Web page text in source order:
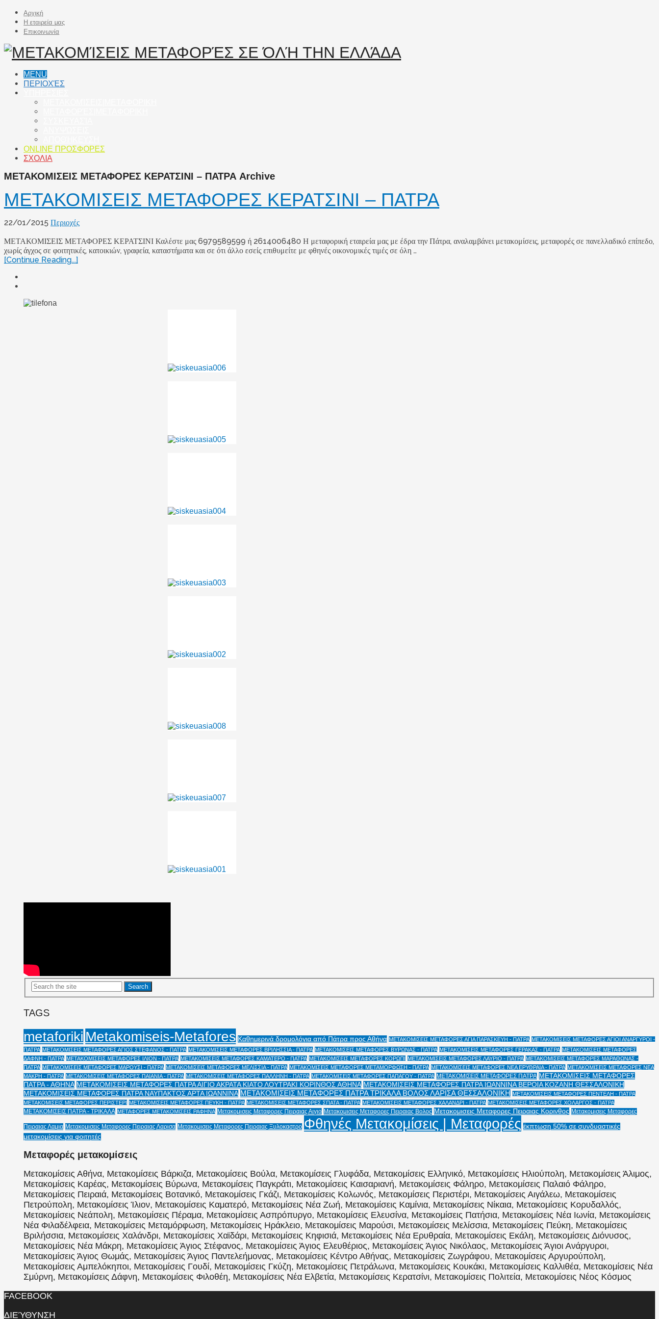
Αρχική
Η εταιρεία μας
Επικοινωνία
MENU
ΠΕΡΙΟΧΈΣ
ONLINE ΠΡΟΣΦΟΡΕΣ
ΣΧΟΛΙΑ
ΜΕΤΑΚΟΜΙΣΕΙΣ ΜΕΤΑΦΟΡΕΣ ΚΕΡΑΤΣΙΝΙ – ΠΑΤΡΑ Archive
ΜΕΤΑΚΟΜΙΣΕΙΣ ΜΕΤΑΦΟΡΕΣ ΚΕΡΑΤΣΙΝΙ – ΠΑΤΡΑ
22/01/2015 Περιοχές
ΜΕΤΑΚΟΜΙΣΕΙΣ ΜΕΤΑΦΟΡΕΣ ΚΕΡΑΤΣΙΝΙ Καλέστε μας 6979589599 ή 2614006480 Η μεταφορική εταιρεία μας με έδρα την Πάτρα, αναλαμβάνει μετακομίσεις, μεταφορές σε πανελλαδικό επίπεδο,
χωρίς άγχος σε φοιτητικές, κατοικιών, γραφεία, καταστήματα και σε ότι άλλο εσείς επιθυμείτε με φθηνές οικονομικές τιμές σε όλη …
[Continue Reading...]
TAGS
metaforiki Metakomiseis-Metafores Καθημερινά δρομολόγια από Πάτρα προς Αθήνα ΜΕΤΑΚΟΜΙΣΕΙΣ ΜΕΤΑΦΟΡΕΣ ΑΓΙΑ ΠΑΡΑΣΚΕΥΗ - ΠΑΤΡΑ ΜΕΤΑΚΟΜΙΣΕΙΣ ΜΕΤΑΦΟΡΕΣ ΑΓΙΟΙ ΑΝΑΡΓΥΡΟΙ -
ΠΑΤΡΑ ΜΕΤΑΚΟΜΙΣΕΙΣ ΜΕΤΑΦΟΡΕΣ ΑΓΙΟΣ ΣΤΕΦΑΝΟΣ - ΠΑΤΡΑ ΜΕΤΑΚΟΜΙΣΕΙΣ ΜΕΤΑΦΟΡΕΣ ΒΡΙΛΗΣΣΙΑ - ΠΑΤΡΑ ΜΕΤΑΚΟΜΙΣΕΙΣ ΜΕΤΑΦΟΡΕΣ ΒΥΡΩΝΑΣ - ΠΑΤΡΑ ΜΕΤΑΚΟΜΙΣΕΙΣ ΜΕΤΑΦΟΡΕΣ ΓΕΡΑΚΑΣ - ΠΑΤΡΑ ΜΕΤΑΚΟΜΙΣΕΙΣ ΜΕΤΑΦΟΡΕΣ
ΔΑΦΝΗ - ΠΑΤΡΑ ΜΕΤΑΚΟΜΙΣΕΙΣ ΜΕΤΑΦΟΡΕΣ ΙΛΙΟΝ - ΠΑΤΡΑ ΜΕΤΑΚΟΜΙΣΕΙΣ ΜΕΤΑΦΟΡΕΣ ΚΑΜΑΤΕΡΟ - ΠΑΤΡΑ ΜΕΤΑΚΟΜΙΣΕΙΣ ΜΕΤΑΦΟΡΕΣ ΚΟΡΩΠΙ ΜΕΤΑΚΟΜΙΣΕΙΣ ΜΕΤΑΦΟΡΕΣ ΛΑΥΡΙΟ - ΠΑΤΡΑ ΜΕΤΑΚΟΜΙΣΕΙΣ ΜΕΤΑΦΟΡΕΣ ΜΑΡΑΘΩΝΑΣ -
ΠΑΤΡΑ ΜΕΤΑΚΟΜΙΣΕΙΣ ΜΕΤΑΦΟΡΕΣ ΜΑΡΟΥΣΙ - ΠΑΤΡΑ ΜΕΤΑΚΟΜΙΣΕΙΣ ΜΕΤΑΦΟΡΕΣ ΜΕΛΙΣΣΙΑ - ΠΑΤΡΑ ΜΕΤΑΚΟΜΙΣΕΙΣ ΜΕΤΑΦΟΡΕΣ ΜΕΤΑΜΟΡΦΩΣΗ - ΠΑΤΡΑ ΜΕΤΑΚΟΜΙΣΕΙΣ ΜΕΤΑΦΟΡΕΣ ΝΕΑ ΕΡΥΘΡΑΙΑ - ΠΑΤΡΑ ΜΕΤΑΚΟΜΙΣΕΙΣ ΜΕΤΑΦΟΡΕΣ ΝΕΑ
ΜΑΚΡΗ - ΠΑΤΡΑ ΜΕΤΑΚΟΜΙΣΕΙΣ ΜΕΤΑΦΟΡΕΣ ΠΑΙΑΝΙΑ - ΠΑΤΡΑ ΜΕΤΑΚΟΜΙΣΕΙΣ ΜΕΤΑΦΟΡΕΣ ΠΑΛΛΗΝΗ - ΠΑΤΡΑ ΜΕΤΑΚΟΜΙΣΕΙΣ ΜΕΤΑΦΟΡΕΣ ΠΑΠΑΓΟΥ - ΠΑΤΡΑ ΜΕΤΑΚΟΜΙΣΕΙΣ ΜΕΤΑΦΟΡΕΣ ΠΑΤΡΑ ΜΕΤΑΚΟΜΙΣΕΙΣ ΜΕΤΑΦΟΡΕΣ
ΠΑΤΡΑ - ΑΘΗΝΑ ΜΕΤΑΚΟΜΙΣΕΙΣ ΜΕΤΑΦΟΡΕΣ ΠΑΤΡΑ ΑΙΓΙΟ ΑΚΡΑΤΑ ΚΙΑΤΟ ΛΟΥΤΡΑΚΙ ΚΟΡΙΝΘΟΣ ΑΘΗΝΑ ΜΕΤΑΚΟΜΙΣΕΙΣ ΜΕΤΑΦΟΡΕΣ ΠΑΤΡΑ ΙΩΑΝΝΙΝΑ ΒΕΡΟΙΑ ΚΟΖΑΝΗ ΘΕΣΣΑΛΟΝΙΚΗ
ΜΕΤΑΚΟΜΙΣΕΙΣ ΜΕΤΑΦΟΡΕΣ ΠΑΤΡΑ ΝΑΥΠΑΚΤΟΣ ΑΡΤΑ ΙΩΑΝΝΙΝΑ ΜΕΤΑΚΟΜΙΣΕΙΣ ΜΕΤΑΦΟΡΕΣ ΠΑΤΡΑ ΤΡΙΚΑΛΑ ΒΟΛΟΣ ΛΑΡΙΣΑ ΘΕΣΣΑΛΟΝΙΚΗ ΜΕΤΑΚΟΜΙΣΕΙΣ ΜΕΤΑΦΟΡΕΣ ΠΕΝΤΕΛΗ - ΠΑΤΡΑ
ΜΕΤΑΚΟΜΙΣΕΙΣ ΜΕΤΑΦΟΡΕΣ ΠΕΡΙΣΤΕΡΙ
ΜΕΤΑΚΟΜΙΣΕΙΣ ΜΕΤΑΦΟΡΕΣ ΠΕΥΚΗ - ΠΑΤΡΑ ΜΕΤΑΚΟΜΙΣΕΙΣ ΜΕΤΑΦΟΡΕΣ ΣΠΑΤΑ - ΠΑΤΡΑ ΜΕΤΑΚΟΜΙΣΕΙΣ ΜΕΤΑΦΟΡΕΣ ΧΑΛΑΝΔΡΙ - ΠΑΤΡΑ ΜΕΤΑΚΟΜΙΣΕΙΣ ΜΕΤΑΦΟΡΕΣ ΧΟΛΑΡΓΟΣ - ΠΑΤΡΑ
ΜΕΤΑΚΟΜΙΣΕΙΣ ΠΑΤΡΑ - ΤΡΙΚΑΛΑ ΜΕΤΑΦΟΡΕΣ ΜΕΤΑΚΟΜΙΣΕΙΣ ΡΑΦΗΝΑ Μετακομισεις Μεταφορες Πειραιας Αιγιο Μετακομισεις Μεταφορες Πειραιας Βολος Μετακομισεις Μεταφορες Πειραιας Κορινθος Μετακομισεις Μεταφορες
Πειραιας Λαμια Μετακομισεις Μεταφορες Πειραιας Λαρισα Μετακομισεις Μεταφορες Πειραιας Ξυλοκαστρο Φθηνές Μετακομίσεις | Μεταφορές έκπτωση 50% σε συνδυαστικές
μετακομίσεις για φοιτητές
Μεταφορές μετακομίσεις
Μετακομίσεις Αθήνα, Μετακομίσεις Βάρκιζα, Μετακομίσεις Βούλα, Μετακομίσεις Γλυφάδα, Μετακομίσεις Ελληνικό, Μετακομίσεις Ηλιούπολη, Μετακομίσεις Άλιμος,
Μετακομίσεις Καρέας, Μετακομίσεις Βύρωνα, Μετακομίσεις Παγκράτι, Μετακομίσεις Καισαριανή, Μετακομίσεις Φάληρο, Μετακομίσεις Παλαιό Φάληρο,
Μετακομίσεις Πειραιά, Μετακομίσεις Βοτανικό, Μετακομίσεις Γκάζι, Μετακομίσεις Κολωνός, Μετακομίσεις Περιστέρι, Μετακομίσεις Αιγάλεω, Μετακομίσεις
Πετρούπολη, Μετακομίσεις Ίλιον, Μετακομίσεις Καματερό, Μετακομίσεις Νέα Ζωή, Μετακομίσεις Καμίνια, Μετακομίσεις Νίκαια, Μετακομίσεις Κορυδαλλός,
Μετακομίσεις Νεάπολη, Μετακομίσεις Πέραμα, Μετακομίσεις Ασπρόπυργο, Μετακομίσεις Ελευσίνα, Μετακομίσεις Πατήσια, Μετακομίσεις Νέα Ιωνία, Μετακομίσεις
Νέα Φιλαδέλφεια, Μετακομίσεις Μεταμόρφωση, Μετακομίσεις Ηράκλειο, Μετακομίσεις Μαρούσι, Μετακομίσεις Μελίσσια, Μετακομίσεις Πεύκη, Μετακομίσεις
Βριλήσσια, Μετακομίσεις Χαλάνδρι, Μετακομίσεις Χαϊδάρι, Μετακομίσεις Κηφισιά, Μετακομίσεις Νέα Ερυθραία, Μετακομίσεις Εκάλη, Μετακομίσεις Διόνυσος,
Μετακομίσεις Νέα Μάκρη, Μετακομίσεις Άγιος Στέφανος, Μετακομίσεις Άγιος Ελευθέριος, Μετακομίσεις Άγιος Νικόλαος, Μετακομίσεις Άγιοι Ανάργυροι,
Μετακομίσεις Άγιος Θωμάς, Μετακομίσεις Άγιος Παντελεήμονας, Μετακομίσεις Κέντρο Αθήνας, Μετακομίσεις Ζωγράφου, Μετακομίσεις Αργυρούπολη,
Μετακομίσεις Αμπελόκηποι, Μετακομίσεις Γουδί, Μετακομίσεις Γκύζη, Μετακομίσεις Πετράλωνα, Μετακομίσεις Κουκάκι, Μετακομίσεις Καλλιθέα, Μετακομίσεις Νέα
Σμύρνη, Μετακομίσεις Δάφνη, Μετακομίσεις Φιλοθέη, Μετακομίσεις Νέα Ελβετία, Μετακομίσεις Κερατσίνι, Μετακομίσεις Πολιτεία, Μετακομίσεις Νέος Κόσμος
FACEBOOK
ΔΙΕΎΘΥΝΣΗ